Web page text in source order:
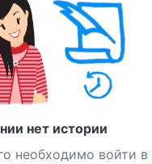
нет истории
необходимо войти в